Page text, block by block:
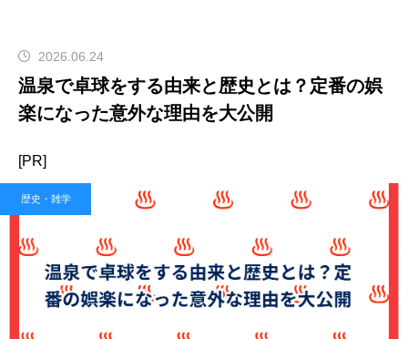
2026.06.24
温泉で卓球をする由来と歴史とは？定番の娯
楽になった意外な理由を大公開
[PR]
歴史・雑学